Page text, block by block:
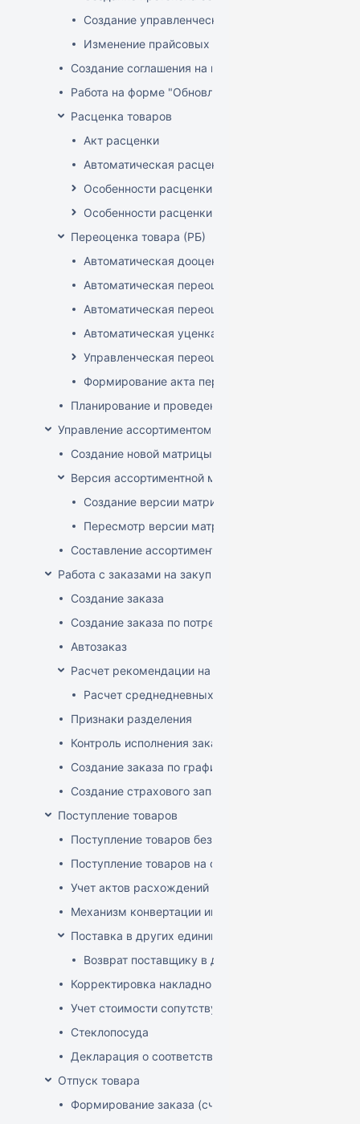
Создание управленческого прайса
Изменение прайсовых цен
Создание соглашения на поставку
Работа на форме "Обновление розничных цен"
Расценка товаров
Акт расценки
Автоматическая расценка при проведении
Особенности расценки в РБ
Особенности расценки РФ
Переоценка товара (РБ)
Автоматическая дооценка товаров
Автоматическая переоценка акционного товара
Автоматическая переоценка по прайсам и
Автоматическая уценка товаров
Управленческая переоценка
Формирование акта переоценки
Планирование и проведение акций
Управление ассортиментом магазинов
Создание новой матрицы
Версия ассортиментной матрицы
Создание версии матрицы
Пересмотр версии матрицы
Составление ассортимента магазина
Работа с заказами на закупку
Создание заказа
Создание заказа по потребностям
Автозаказ
Расчет рекомендации на закупку
Расчет среднедневных продаж
Признаки разделения
Контроль исполнения заказов поставщиком
Создание заказа по графику
Создание страхового запаса
Поступление товаров
Поступление товаров без заказа
Поступление товаров на основе заказа
Учет актов расхождений при поступлении товаров
Механизм конвертации инвойсов из иностранной
Поставка в других единицах
Возврат поставщику в других единицах
Корректировка накладной (РФ)
Учет стоимости сопутствующих услуг в приходе
Стеклопосуда
Декларация о соответствии
Отпуск товара
Формирование заказа (счета-фактуры)